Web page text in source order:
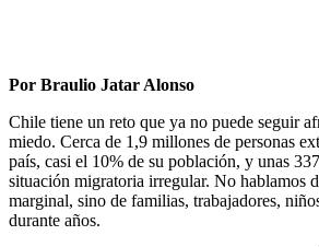
Por Braulio Jatar Alonso
Chile tiene un reto que ya no puede seguir
miedo. Cerca de 1,9 millones de personas
país, casi el 10% de su población, y unas
situación migratoria irregular. No hablamos
marginal, sino de familias, trabajadores,
durante años.